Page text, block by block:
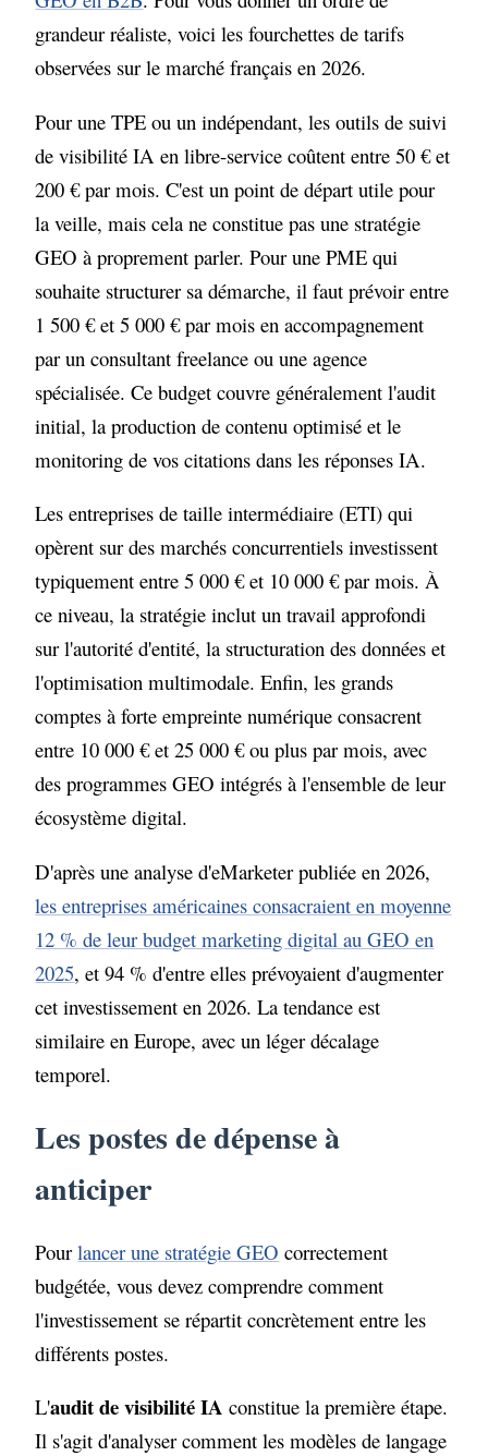
grandeur réaliste, voici les fourchettes de tarifs
observées sur le marché français en 2026.
Pour une TPE ou un indépendant, les outils de suivi
de visibilité IA en libre-service coûtent entre 50 € et
200 € par mois. C'est un point de départ utile pour
la veille, mais cela ne constitue pas une stratégie
GEO à proprement parler. Pour une PME qui
souhaite structurer sa démarche, il faut prévoir entre
1 500 € et 5 000 € par mois en accompagnement
par un consultant freelance ou une agence
spécialisée. Ce budget couvre généralement l'audit
initial, la production de contenu optimisé et le
monitoring de vos citations dans les réponses IA.
Les entreprises de taille intermédiaire (ETI) qui
opèrent sur des marchés concurrentiels investissent
typiquement entre 5 000 € et 10 000 € par mois. À
ce niveau, la stratégie inclut un travail approfondi
sur l'autorité d'entité, la structuration des données et
l'optimisation multimodale. Enfin, les grands
comptes à forte empreinte numérique consacrent
entre 10 000 € et 25 000 € ou plus par mois, avec
des programmes GEO intégrés à l'ensemble de leur
écosystème digital.
D'après une analyse d'eMarketer publiée en 2026,
les entreprises américaines consacraient en moyenne
12 % de leur budget marketing digital au GEO en
2025, et 94 % d'entre elles prévoyaient d'augmenter
cet investissement en 2026. La tendance est
similaire en Europe, avec un léger décalage
temporel.
Les postes de dépense à
anticiper
Pourlancer une stratégie GEO correctement
budgétée, vous devez comprendre comment
l'investissement se répartit concrètement entre les
différents postes.
L'audit de visibilité IA constitue la première étape.
Il s'agit d'analyser comment les modèles de langage